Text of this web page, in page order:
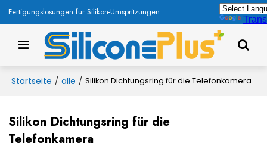
Fertigungslösungen für Silikon-Umspritzungen
Startseite / alle / Silikon Dichtungsring für die Telefonkamera
Silikon Dichtungsring für die
Telefonkamera